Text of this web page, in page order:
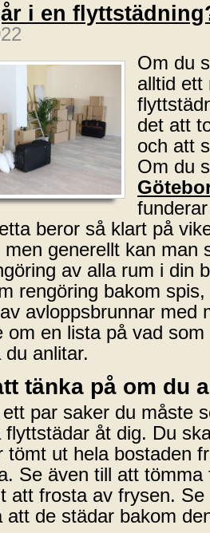
i en
Om du
alltid ett
det att
och att
Om du
beror så klart på
men generellt kan man
av alla rum i din
rengöring bakom
avloppsbrunnar med
om en lista på vad
anlitar.
tänka på om du
par saker du måste
flyttstädar åt dig. Du
tömt ut hela bostaden
Se även till att
att frosta av frysen.
att de städar bakom